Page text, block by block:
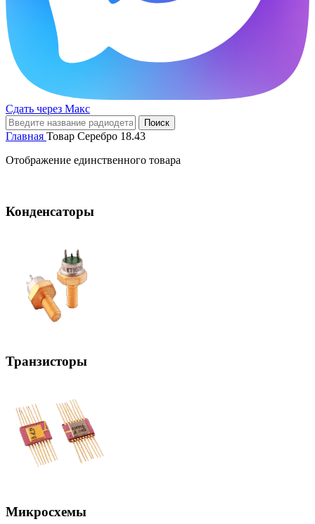
Сдать через Макс
Поиск
Главная Товар Серебро 18.43
Отображение единственного товара
Конденсаторы
Транзисторы
Микросхемы